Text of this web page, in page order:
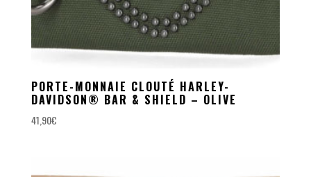
PORTE-MONNAIE CLOUTÉ HARLEY-
DAVIDSON® BAR & SHIELD – OLIVE
41,90€